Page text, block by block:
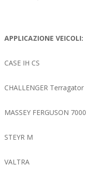
APPLICAZIONE VEICOLI:
CASE IH CS
CHALLENGER Terragator
MASSEY FERGUSON 7000
STEYR M
VALTRA